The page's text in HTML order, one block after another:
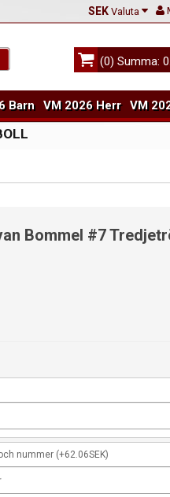
SEK Valuta
(0) Summa:
Barn VM 2026 Herr VM
Bommel #7
nummer (+62.06SEK)